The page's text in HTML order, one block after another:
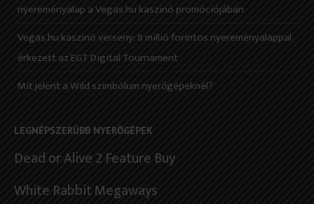
nyereményalap a Vegas.hu kaszinó promóciójában
Vegas.hu kaszinó verseny: 8 millió forintos nyereményalappal
érkezett az EGT Digital Tournament
Mit jelent a Wild szimbólum nyerőgépeknél?
LEGNÉPSZERŰBB NYERŐGÉPEK
Dead or Alive 2 Feature Buy
White Rabbit Megaways